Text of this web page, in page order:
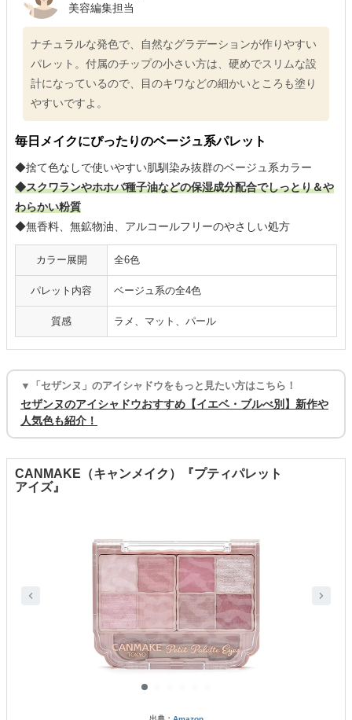
美容編集担当
ナチュラルな発色で、自然なグラデーションが作りやすい
パレット。付属のチップの小さい方は、硬めでスリムな設
計になっているので、目のキワなどの細かいところも塗り
やすいですよ。
毎日メイクにぴったりのベージュ系パレット
◆捨て色なしで使いやすい肌馴染み抜群のベージュ系カラー
◆スクワランやホホバ種子油などの保湿成分配合でしっとり＆や
わらかい粉質
◆無香料、無鉱物油、アルコールフリーのやさしい処方
カラー展開 全6色
パレット内容 ベージュ系の全4色
質感 ラメ、マット、パール
▼「セザンヌ」のアイシャドウをもっと見たい方はこちら！
セザンヌのアイシャドウおすすめ【イエベ・ブルべ別】新作や
人気色も紹介！
CANMAKE（キャンメイク）『プティパレット
アイズ』